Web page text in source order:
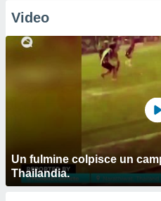
Video
Un fulmine colpisce un
Thailandia.